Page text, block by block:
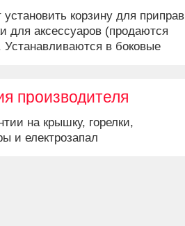
установить корзину для приправ
для аксессуаров (продаются
Устанавливаются в боковые
производителя
на крышку, горелки,
и електрозапал